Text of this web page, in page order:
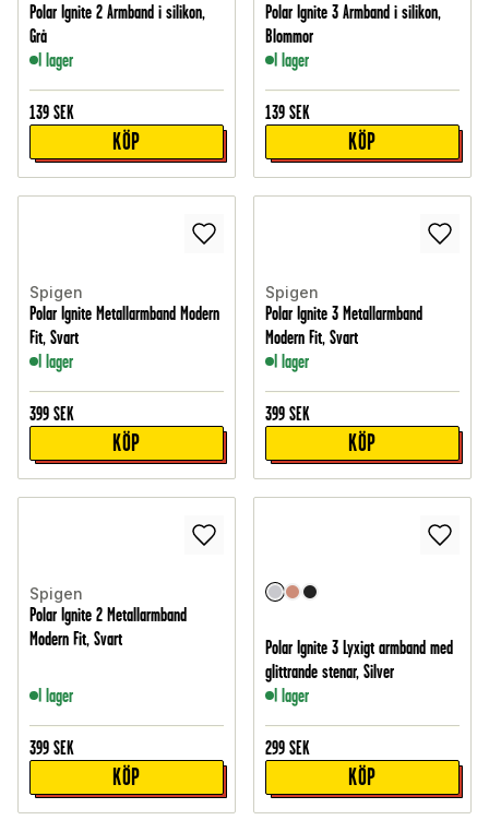
Polar Ignite 2 Armband i silikon,
Grå
I lager
139 SEK
KÖP
Polar Ignite 3 Armband i silikon,
Blommor
I lager
139 SEK
KÖP
Spigen
Polar Ignite Metallarmband Modern
Fit, Svart
I lager
399 SEK
KÖP
Spigen
Polar Ignite 3 Metallarmband
Modern Fit, Svart
I lager
399 SEK
KÖP
Spigen
Polar Ignite 2 Metallarmband
Modern Fit, Svart
I lager
399 SEK
KÖP
Polar Ignite 3 Lyxigt armband med
glittrande stenar, Silver
I lager
299 SEK
KÖP